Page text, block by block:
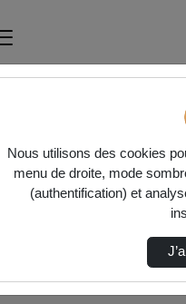
par…
Nous utilisons des cookies
menu de droite, mode
(authentification) et